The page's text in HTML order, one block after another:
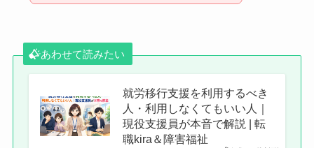
あわせて読みたい
就労移行支援を利用するべき
人・利用しなくてもいい人｜
現役支援員が本音で解説 | 転
職kira＆障害福祉